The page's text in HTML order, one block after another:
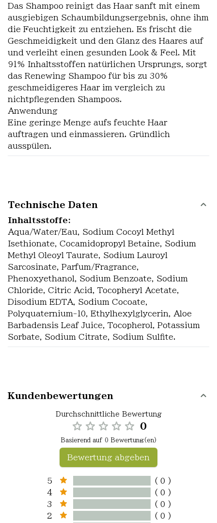
Das Shampoo reinigt das Haar sanft mit einem
ausgiebigen Schaumbildungsergebnis, ohne ihm
die Feuchtigkeit zu entziehen. Es frischt die
Geschmeidigkeit und den Glanz des Haares auf
und verleiht einen gesunden Look & Feel. Mit
91% Inhaltsstoffen natürlichen Ursprungs, sorgt
das Renewing Shampoo für bis zu 30%
geschmeidigeres Haar im vergleich zu
nichtpflegenden Shampoos.
Anwendung
Eine geringe Menge aufs feuchte Haar
auftragen und einmassieren. Gründlich
ausspülen.
Technische Daten
Inhaltsstoffe:
Aqua/Water/Eau, Sodium Cocoyl Methyl
Isethionate, Cocamidopropyl Betaine, Sodium
Methyl Oleoyl Taurate, Sodium Lauroyl
Sarcosinate, Parfum/Fragrance,
Phenoxyethanol, Sodium Benzoate, Sodium
Chloride, Citric Acid, Tocopheryl Acetate,
Disodium EDTA, Sodium Cocoate,
Polyquaternium-10, Ethylhexylglycerin, Aloe
Barbadensis Leaf Juice, Tocopherol, Potassium
Sorbate, Sodium Citrate, Sodium Sulfite.
Kundenbewertungen
Durchschnittliche Bewertung
0
Basierend auf 0 Bewertung(en)
Bewertung abgeben
5
( 0 )
4
( 0 )
3
( 0 )
2
( 0 )